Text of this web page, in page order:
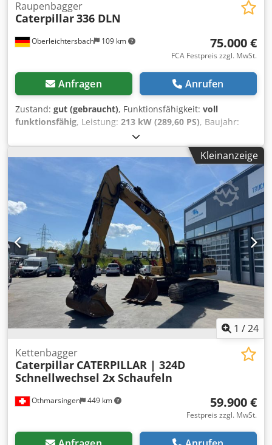
Oberleichtersbach 109 km
Raupenbagger
Caterpillar336 DLN
75.000 €
FCA Festpreis zzgl. MwSt.
Anfragen Anrufen
Zustand: gut (gebraucht), Funktionsfähigkeit: voll
funktionsfähig, Leistung: 213 kW (289,60 PS), Baujahr:
9.500 h
Maschinen-/Fahrzeugnummer:MYG00396, S/N: MYG00396
inkl. Felslöffel Gewicht: ca. 39,5 t Chjdpfx Aneuh Scvsdsa
Kleinanzeige
1 /24
Othmarsingen 449 km
Kettenbagger
Caterpillar CATERPILLAR | 324D
Schnellwechsel 2x Schaufeln
59.900 €
Festpreis zzgl. MwSt.